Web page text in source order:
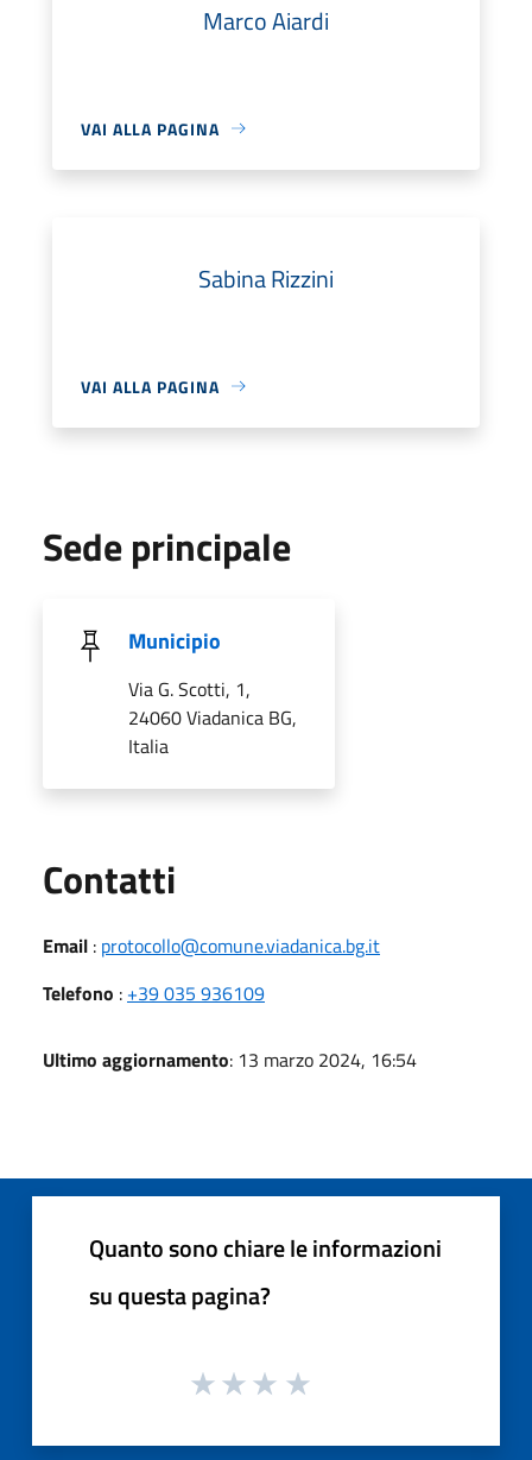
Marco Aiardi
VAI ALLA PAGINA
Sabina Rizzini
VAI ALLA PAGINA
Sede principale
Municipio
Via G. Scotti, 1,
24060 Viadanica BG,
Italia
Contatti
Email : protocollo@comune.viadanica.bg.it
Telefono : +39 035 936109
Ultimo aggiornamento: 13 marzo 2024, 16:54
Quanto sono chiare le informazioni
su questa pagina?